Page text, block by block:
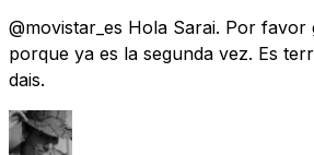
@movistar_es Hola Sarai. Por favor
porque ya es la segunda vez. Es
dais.